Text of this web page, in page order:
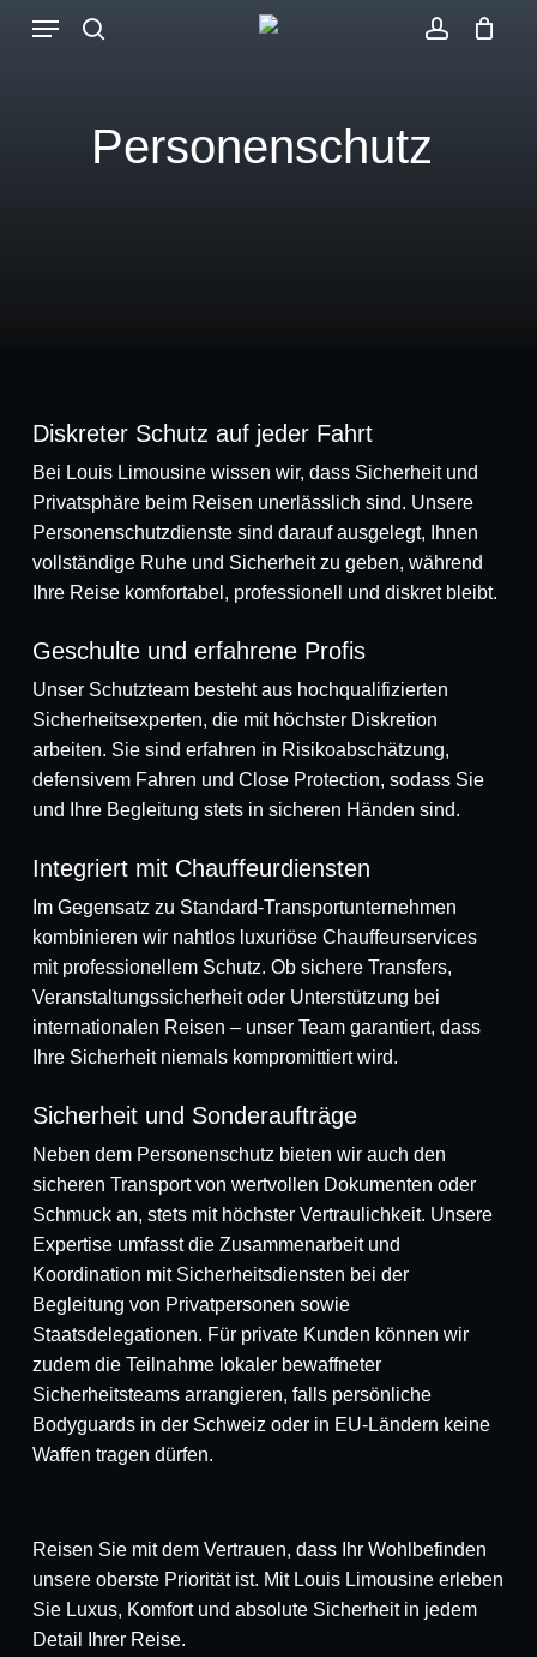
Menu
Personenschutz
Diskreter Schutz auf jeder Fahrt
Bei Louis Limousine wissen wir, dass Sicherheit und
Privatsphäre beim Reisen unerlässlich sind. Unsere
Personenschutzdienste sind darauf ausgelegt, Ihnen
vollständige Ruhe und Sicherheit zu geben, während
Ihre Reise komfortabel, professionell und diskret bleibt.
Geschulte und erfahrene Profis
Unser Schutzteam besteht aus hochqualifizierten
Sicherheitsexperten, die mit höchster Diskretion
arbeiten. Sie sind erfahren in Risikoabschätzung,
defensivem Fahren und Close Protection, sodass Sie
und Ihre Begleitung stets in sicheren Händen sind.
Integriert mit Chauffeurdiensten
Im Gegensatz zu Standard-Transportunternehmen
kombinieren wir nahtlos luxuriöse Chauffeurservices
mit professionellem Schutz. Ob sichere Transfers,
Veranstaltungssicherheit oder Unterstützung bei
internationalen Reisen – unser Team garantiert, dass
Ihre Sicherheit niemals kompromittiert wird.
Sicherheit und Sonderaufträge
Neben dem Personenschutz bieten wir auch den
sicheren Transport von wertvollen Dokumenten oder
Schmuck an, stets mit höchster Vertraulichkeit. Unsere
Expertise umfasst die Zusammenarbeit und
Koordination mit Sicherheitsdiensten bei der
Begleitung von Privatpersonen sowie
Staatsdelegationen. Für private Kunden können wir
zudem die Teilnahme lokaler bewaffneter
Sicherheitsteams arrangieren, falls persönliche
Bodyguards in der Schweiz oder in EU-Ländern keine
Waffen tragen dürfen.
Reisen Sie mit dem Vertrauen, dass Ihr Wohlbefinden
unsere oberste Priorität ist. Mit Louis Limousine erleben
Sie Luxus, Komfort und absolute Sicherheit in jedem
Detail Ihrer Reise.